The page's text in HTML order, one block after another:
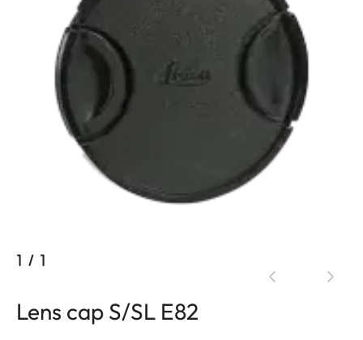
1 / 1
Lens cap S/SL E82